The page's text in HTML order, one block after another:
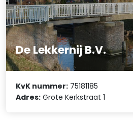
De Lekkernij B.V.
KvK nummer: 75181185
Adres: Grote Kerkstraat 1